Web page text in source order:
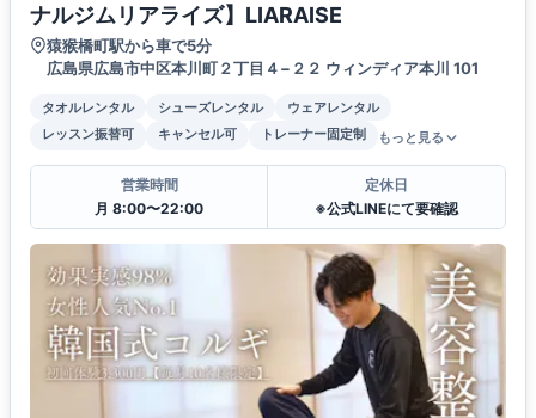
ナルジムリアライズ】LIARAISE
猿猴橋町駅から車で5分
広島県広島市中区本川町２丁目４−２２ ウィンディア本川 101
タオルレンタル シューズレンタル
ウェアレンタル
レッスン振替可
キャンセル可 トレーナー固定制 もっと見る
営業時間
月 8:00〜22:00
定休日
※公式LINEにて要確認